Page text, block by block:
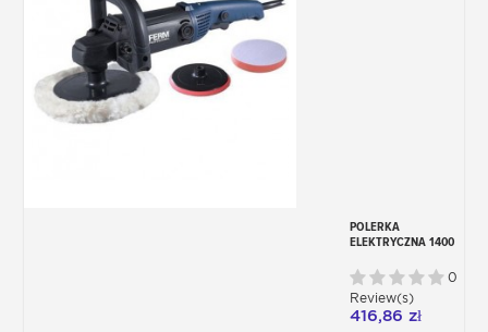
POLERKA
ELEKTRYCZNA 1400
0
Review(s)
416,86 zł